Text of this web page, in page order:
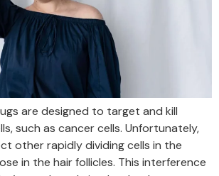
are designed to target and kill
such as cancer cells. Unfortunately,
other rapidly dividing cells in the
in the hair follicles. This interference